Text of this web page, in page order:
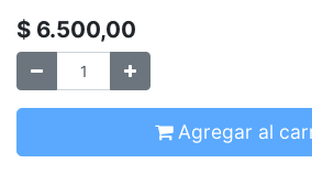
$ 6.500,00
Agregar al